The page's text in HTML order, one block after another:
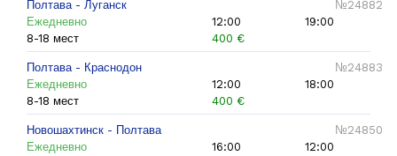
Полтава - Луганск
№24882
Ежедневно
12:00
19:00
8-18 мест
400 €
Полтава - Краснодон
№24883
Ежедневно
12:00
18:00
8-18 мест
400 €
Новошахтинск - Полтава
№24850
Ежедневно
16:00
12:00